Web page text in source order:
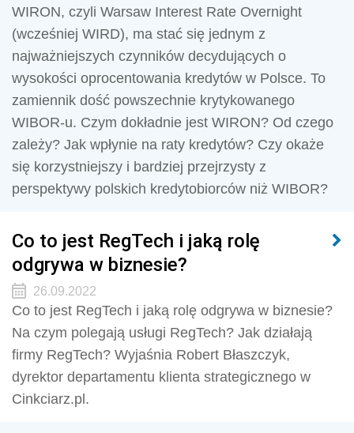
WIRON, czyli Warsaw Interest Rate Overnight
(wcześniej WIRD), ma stać się jednym z
najważniejszych czynników decydujących o
wysokości oprocentowania kredytów w Polsce. To
zamiennik dość powszechnie krytykowanego
WIBOR-u. Czym dokładnie jest WIRON? Od czego
zależy? Jak wpłynie na raty kredytów? Czy okaże
się korzystniejszy i bardziej przejrzysty z
perspektywy polskich kredytobiorców niż WIBOR?
Co to jest RegTech i jaką rolę
odgrywa w biznesie?
26.09.2022
Co to jest RegTech i jaką rolę odgrywa w biznesie?
Na czym polegają usługi RegTech? Jak działają
firmy RegTech? Wyjaśnia Robert Błaszczyk,
dyrektor departamentu klienta strategicznego w
Cinkciarz.pl.